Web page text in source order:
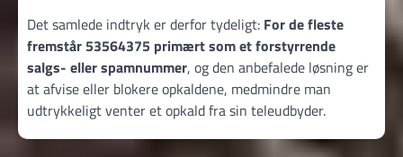
Det samlede indtryk er derfor tydeligt: For de fleste
fremstår 53564375 primært som et forstyrrende
salgs- eller spamnummer, og den anbefalede løsning er
at afvise eller blokere opkaldene, medmindre man
udtrykkeligt venter et opkald fra sin teleudbyder.